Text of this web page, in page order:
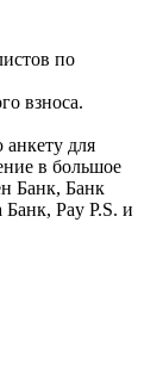
по
взноса.
для
в большое
Банк, Банк
Pay P.S. и